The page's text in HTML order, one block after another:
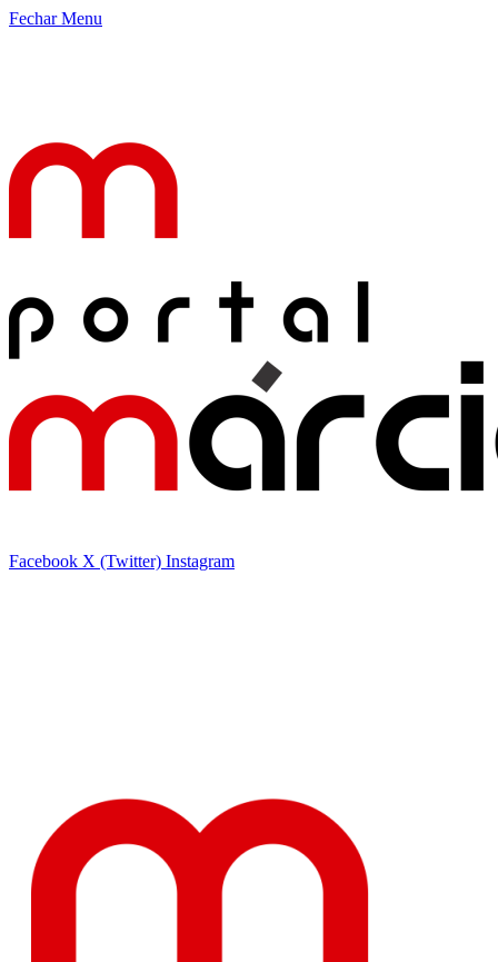
Fechar Menu
Facebook X (Twitter) Instagram